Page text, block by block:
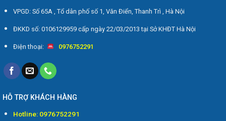
VPGD: Số 65A , Tổ dân phố số 1, Văn Điển, Thanh Trì , Hà Nội
ĐKKD số: 0106129959 cấp ngày 22/03/2013 tại Sở KHĐT Hà Nội
Điện thoại: 0976752291
HỖ TRỢ KHÁCH HÀNG
Hotline: 0976752291